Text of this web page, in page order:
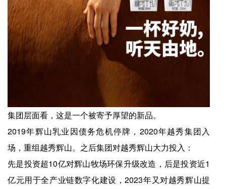
集团层面看，这是一个被寄予厚望的新品。
2019年辉山乳业因债务危机停牌，2020年越秀集团入
场，重组越秀辉山。之后集团对越秀辉山大力投入：
先是投资超10亿对辉山牧场环保升级改造，后是投资近1
亿元用于全产业链数字化建设，2023年又对越秀辉山提